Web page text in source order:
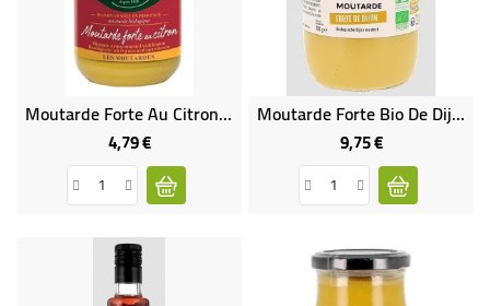
Moutarde Forte Au Citron Bio
4,79 €Prix
Moutarde Forte Bio De Dijon
9,75 €Prix